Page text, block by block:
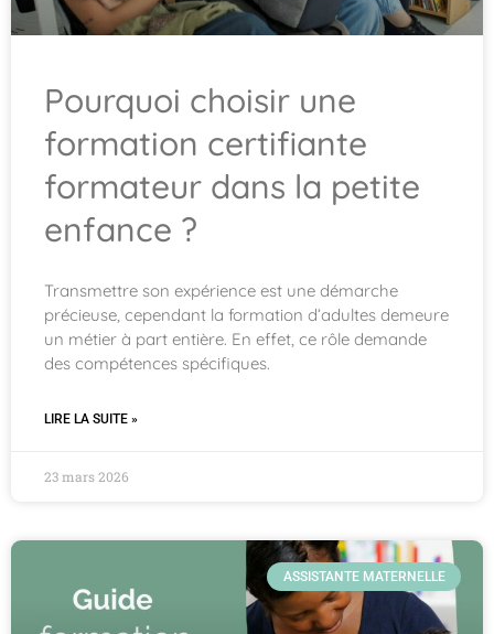
Pourquoi choisir une
formation certifiante
formateur dans la petite
enfance ?
Transmettre son expérience est une démarche
précieuse, cependant la formation d’adultes demeure
un métier à part entière. En effet, ce rôle demande
des compétences spécifiques.
LIRE LA SUITE »
23 mars 2026
ASSISTANTE MATERNELLE